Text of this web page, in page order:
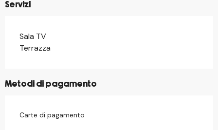
Servizi
Sala TV
Terrazza
Metodi di pagamento
Carte di pagamento